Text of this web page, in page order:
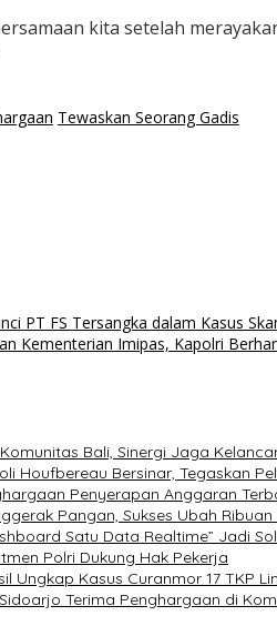
kita setelah
Tewaskan Seorang Gadis
PT FS Tersangka dalam Kasus
Kementerian Imipas, Kapolri
Bali, Sinergi Jaga
Houfbereau Bersinar, Tegaskan
Penyerapan Anggaran
Pangan, Sukses Ubah
Satu Data Realtime” Jadi
Polri Dukung Hak Pekerja
Ungkap Kasus Curanmor 17 TKP
Terima Penghargaan di